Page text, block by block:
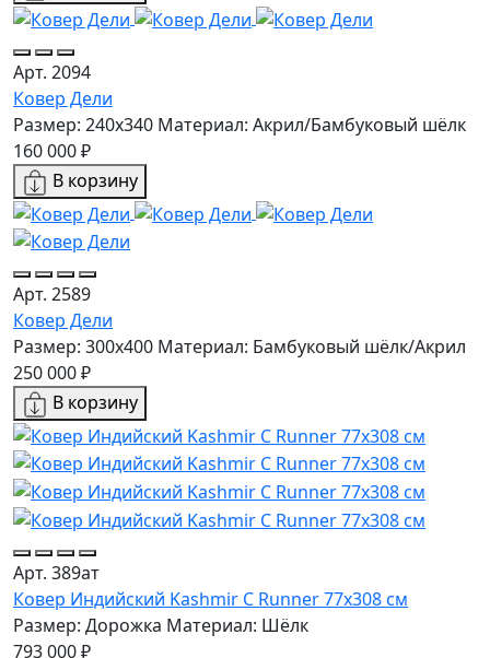
Арт. 2094
Ковер Дели
Размер: 240x340 Материал: Акрил/Бамбуковый шёлк
160 000 ₽
В корзину
Арт. 2589
Ковер Дели
Размер: 300x400 Материал: Бамбуковый шёлк/Акрил
250 000 ₽
В корзину
Арт. 389ат
Ковер Индийский Kashmir C Runner 77x308 см
Размер: Дорожка Материал: Шёлк
793 000 ₽